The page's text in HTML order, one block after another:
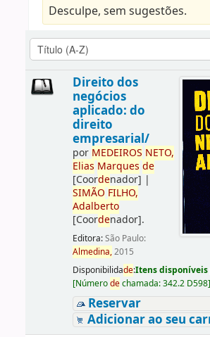
Desculpe, sem sugestões.
Direito dos
negócios
aplicado: do
direito
empresarial/
por MEDEIROS NETO,
Elias Marques de
[Coordenador] |
SIMÃO FILHO,
Adalberto
[Coordenador].
Editora:São Paulo:
Almedina,2015
Disponibilidade:Itens
[Númerodechamada:342.2 D598]
Reservar
Adicionar ao seu